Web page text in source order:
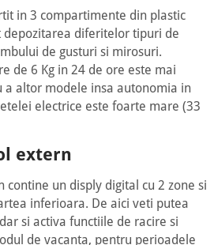
in 3 compartimente din plastic
diferitelor tipuri de
de gusturi si mirosuri.
de 6 Kg in 24 de ore este mai
a altor modele insa autonomia in
electrice este foarte mare (33
extern
contine un disply digital cu 2 zone si
inferioara. De aici veti putea
si activa functiile de racire si
de vacanta, pentru perioadele